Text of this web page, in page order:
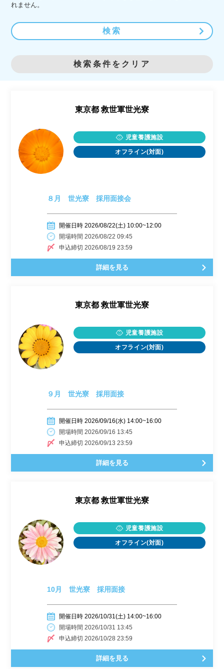
れません。
検索
検索条件をクリア
東京都 救世軍世光寮
児童養護施設
オフライン(対面)
８月 世光寮 採用面接会
開催日時 2026/08/22(土) 10:00~12:00
開場時間 2026/08/22 09:45
申込締切 2026/08/19 23:59
詳細を見る
東京都 救世軍世光寮
児童養護施設
オフライン(対面)
９月 世光寮 採用面接
開催日時 2026/09/16(水) 14:00~16:00
開場時間 2026/09/16 13:45
申込締切 2026/09/13 23:59
詳細を見る
東京都 救世軍世光寮
児童養護施設
オフライン(対面)
10月 世光寮 採用面接
開催日時 2026/10/31(土) 14:00~16:00
開場時間 2026/10/31 13:45
申込締切 2026/10/28 23:59
詳細を見る